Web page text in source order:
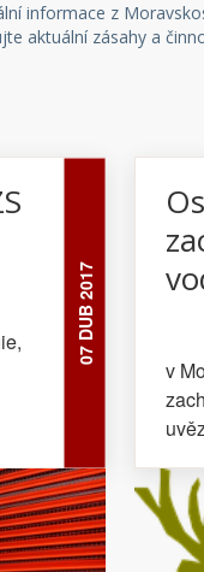
informace z
aktuální zásahy a
07 DUB 2017
v
v